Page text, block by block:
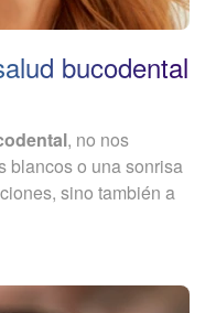
bucodental
, no nos
blancos o una sonrisa
sino también a